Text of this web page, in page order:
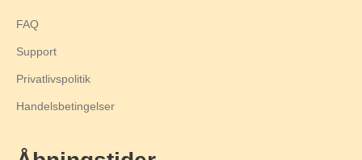
FAQ
Support
Privatlivspolitik
Handelsbetingelser